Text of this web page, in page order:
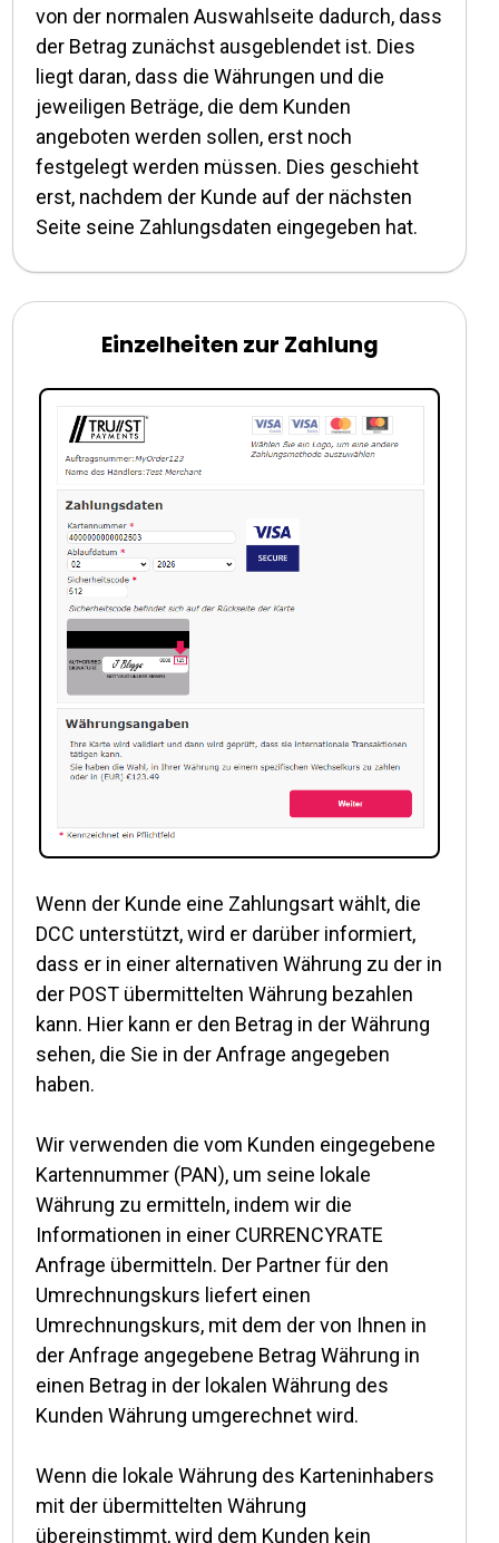
von der normalen Auswahlseite dadurch, dass
der Betrag zunächst ausgeblendet ist. Dies
liegt daran, dass die Währungen und die
jeweiligen Beträge, die dem Kunden
angeboten werden sollen, erst noch
festgelegt werden müssen. Dies geschieht
erst, nachdem der Kunde auf der nächsten
Seite seine Zahlungsdaten eingegeben hat.
Einzelheiten zur Zahlung
Wenn der Kunde eine Zahlungsart wählt, die
DCC unterstützt, wird er darüber informiert,
dass er in einer alternativen Währung zu der in
der POST übermittelten Währung bezahlen
kann. Hier kann er den Betrag in der Währung
sehen, die Sie in der Anfrage angegeben
haben.
Wir verwenden die vom Kunden eingegebene
Kartennummer (PAN), um seine lokale
Währung zu ermitteln, indem wir die
Informationen in einer CURRENCYRATE
Anfrage übermitteln. Der Partner für den
Umrechnungskurs liefert einen
Umrechnungskurs, mit dem der von Ihnen in
der Anfrage angegebene Betrag Währung in
einen Betrag in der lokalen Währung des
Kunden Währung umgerechnet wird.
Wenn die lokale Währung des Karteninhabers
mit der übermittelten Währung
übereinstimmt, wird dem Kunden kein